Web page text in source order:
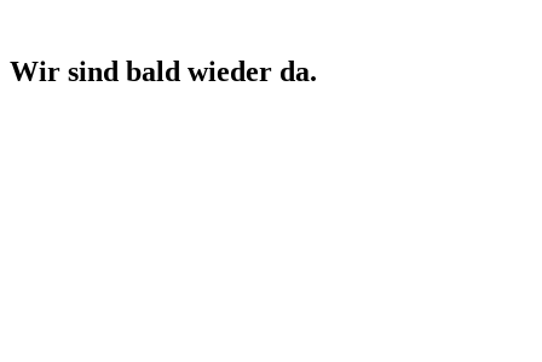
Wir sind bald wieder da.